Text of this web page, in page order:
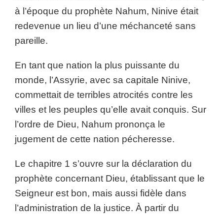
à l’époque du prophète Nahum, Ninive était
redevenue un lieu d’une méchanceté sans
pareille.
En tant que nation la plus puissante du
monde, l’Assyrie, avec sa capitale Ninive,
commettait de terribles atrocités contre les
villes et les peuples qu’elle avait conquis. Sur
l’ordre de Dieu, Nahum prononça le
jugement de cette nation pécheresse.
Le chapitre 1 s’ouvre sur la déclaration du
prophète concernant Dieu, établissant que le
Seigneur est bon, mais aussi fidèle dans
l’administration de la justice. À partir du